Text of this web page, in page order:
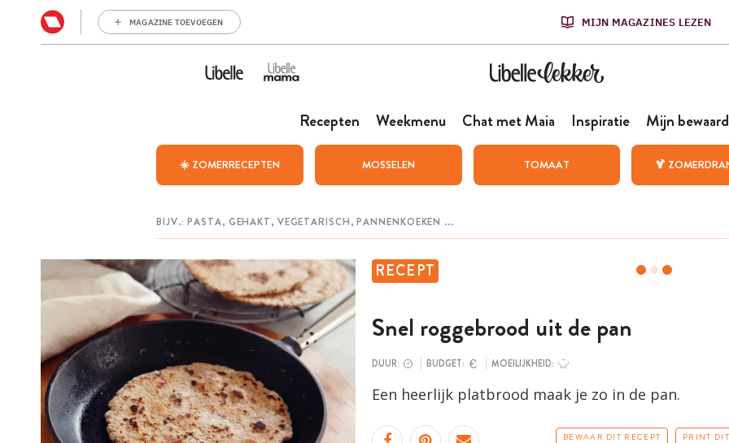
MAGAZINE TOEVOEGEN MIJN MAGAZINES LEZEN
Recepten Weekmenu Chat met Maia Inspiratie Mijn
☀️ ZOMERRECEPTEN MOSSELEN TOMAAT 🍹
RECEPT
Snel roggebrood uit de pan
DUUR: BUDGET: MOEILIJKHEID:
Een heerlijk platbrood maak je zo in de pan.
BEWAAR DIT RECEPT PRINT